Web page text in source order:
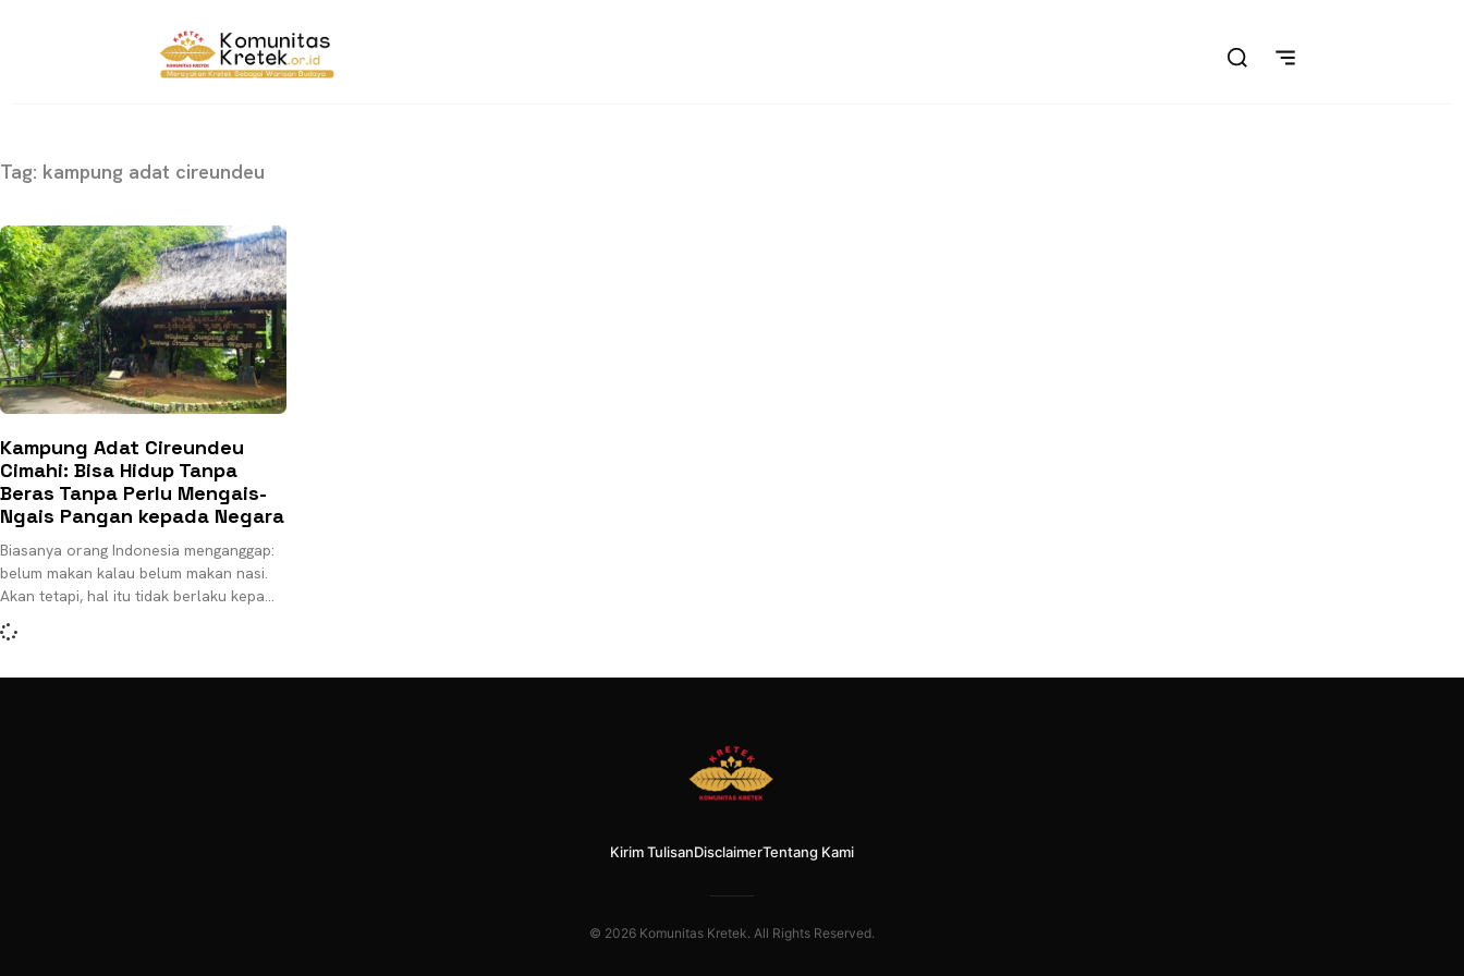
Tag: kampung adat cireundeu
Kampung Adat Cireundeu
Cimahi: Bisa Hidup Tanpa
Beras Tanpa Perlu Mengais-
Ngais Pangan kepada Negara
Biasanya orang Indonesia menganggap:
belum makan kalau belum makan nasi.
Akan tetapi, hal itu tidak berlaku kepada
masyarakat Sunda Kampung Adat
Cireundeu di Cimahi, Jawa
Kirim TulisanDisclaimerTentang Kami
© 2026 Komunitas Kretek. All Rights Reserved.